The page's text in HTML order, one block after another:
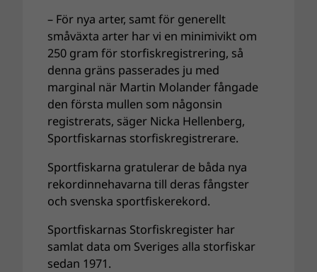
– För nya arter, samt för generellt
småväxta arter har vi en minimivikt om
250 gram för storfiskregistrering, så
denna gräns passerades ju med
marginal när Martin Molander fångade
den första mullen som någonsin
registrerats, säger Nicka Hellenberg,
Sportfiskarnas storfiskregistrerare.
Sportfiskarna gratulerar de båda nya
rekordinnehavarna till deras fångster
och svenska sportfiskerekord.
Sportfiskarnas Storfiskregister har
samlat data om Sveriges alla storfiskar
sedan 1971.